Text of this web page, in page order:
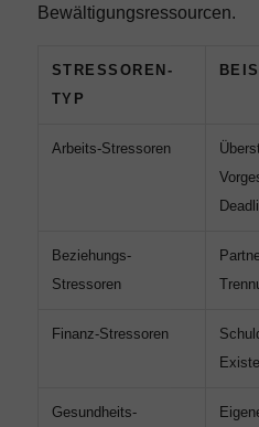
Bewältigungsressourcen.
STRESSOREN-
TYP
Arbeits-Stressoren
Beziehungs-
Stressoren
Finanz-Stressoren
Gesundheits-